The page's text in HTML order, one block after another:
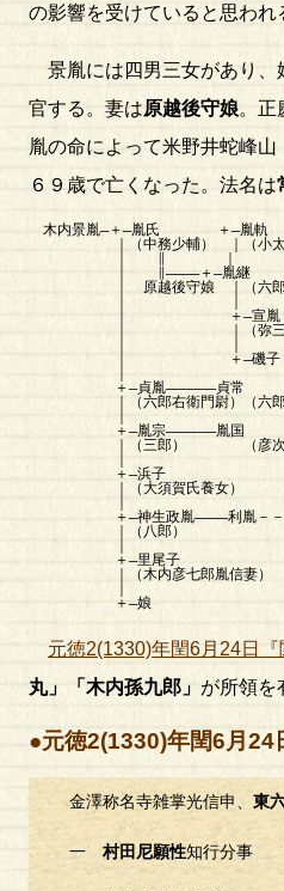
の影響を受けていると思わ
景胤には四男三女があり、
官する。妻は原越後守娘。正
胤の命によって米野井蛇峰
６９歳で亡くなった。法名は
木内景胤―＋―胤氏 ＋―胤軌
｜（中務少輔） ｜（小太
｜ ∥――――＋―胤継
｜ 原越後守娘 ｜（六郎
｜ ＋―宣胤
｜ ｜（弥三郎
｜ ＋―磯子
＋―貞胤――――――貞常
｜（六郎右衛門尉）（六郎
＋―胤宗――――――胤国
｜（三郎） （彦次郎
＋―浜子
｜（大須賀氏養女）
＋―神生政胤――――利胤－
｜（八郎）
＋―里尾子
｜（木内彦七郎胤信妻）
＋―娘
元徳2(1330)年閏6月24日『
丸」「木内孫九郎」 が所領を
●元徳2(1330)年閏6月24
金澤称名寺雑掌光信申、 東
一村田尼願性知行分事